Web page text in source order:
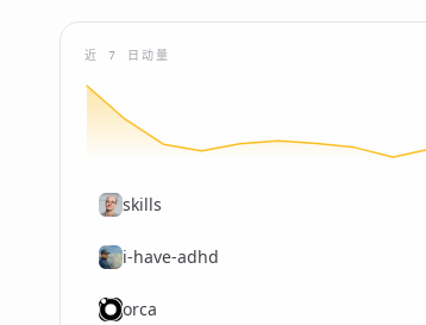
近 7 日动量
skills
i-have-adhd
orca